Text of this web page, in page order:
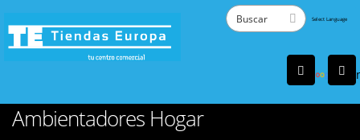
by
Ambientadores Hogar